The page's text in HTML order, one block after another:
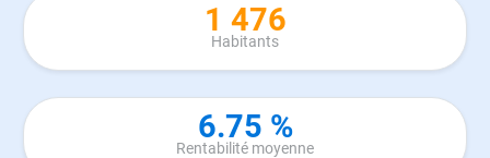
1 476
Habitants
6.75 %
Rentabilité moyenne